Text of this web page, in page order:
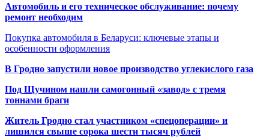
Автомобиль и его техническое обслуживание: почему
ремонт необходим
Покупка автомобиля в Беларуси: ключевые этапы и
особенности оформления
В Гродно запустили новое производство углекислого газа
Под Щучином нашли самогонный «завод» с тремя
тоннами браги
Житель Гродно стал участником «спецоперации» и
лишился свыше сорока шести тысяч рублей